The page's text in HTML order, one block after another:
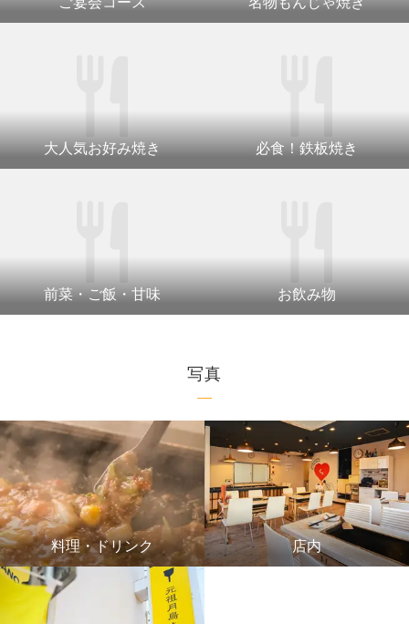
大人気お好み焼き 必食！鉄板焼き
前菜・ご飯・甘味 お飲み物
写真
料理・ドリンク 店内